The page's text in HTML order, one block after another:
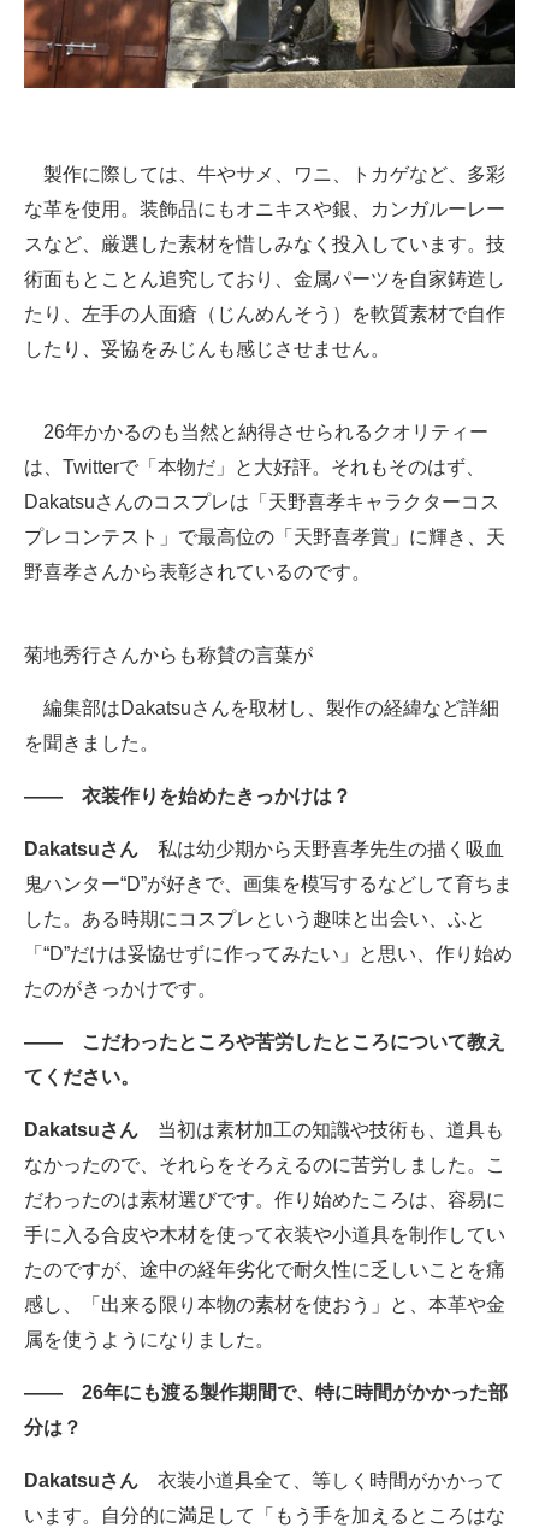
製作に際しては、牛やサメ、ワニ、トカゲなど、多彩
な革を使用。装飾品にもオニキスや銀、カンガルーレー
スなど、厳選した素材を惜しみなく投入しています。技
術面もとことん追究しており、金属パーツを自家鋳造し
たり、左手の人面瘡（じんめんそう）を軟質素材で自作
したり、妥協をみじんも感じさせません。
26年かかるのも当然と納得させられるクオリティー
は、Twitterで「本物だ」と大好評。それもそのはず、
Dakatsuさんのコスプレは「天野喜孝キャラクターコス
プレコンテスト」で最高位の「天野喜孝賞」に輝き、天
野喜孝さんから表彰されているのです。
菊地秀行さんからも称賛の言葉が
編集部はDakatsuさんを取材し、製作の経緯など詳細
を聞きました。
―― 衣装作りを始めたきっかけは？
Dakatsuさん 私は幼少期から天野喜孝先生の描く吸血
鬼ハンター“D”が好きで、画集を模写するなどして育ちま
した。ある時期にコスプレという趣味と出会い、ふと
「“D”だけは妥協せずに作ってみたい」と思い、作り始め
たのがきっかけです。
―― こだわったところや苦労したところについて教え
てください。
Dakatsuさん 当初は素材加工の知識や技術も、道具も
なかったので、それらをそろえるのに苦労しました。こ
だわったのは素材選びです。作り始めたころは、容易に
手に入る合皮や木材を使って衣装や小道具を制作してい
たのですが、途中の経年劣化で耐久性に乏しいことを痛
感し、「出来る限り本物の素材を使おう」と、本革や金
属を使うようになりました。
―― 26年にも渡る製作期間で、特に時間がかかった部
分は？
Dakatsuさん 衣装小道具全て、等しく時間がかかって
います。自分的に満足して「もう手を加えるところはな